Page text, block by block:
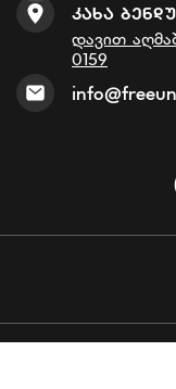
Კახა
დავით
0159